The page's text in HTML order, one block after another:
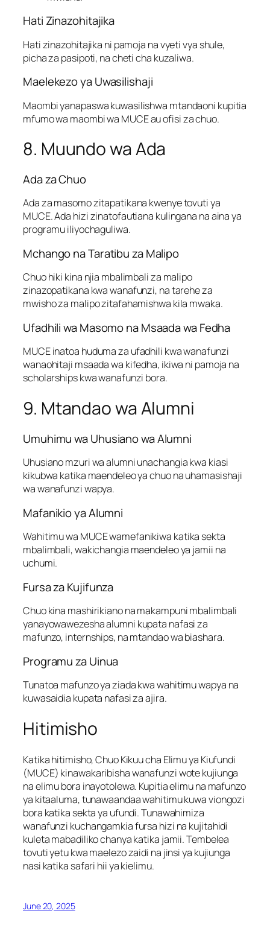
Hati Zinazohitajika
Hati zinazohitajika ni pamoja na vyeti vya shule,
picha za pasipoti, na cheti cha kuzaliwa.
Maelekezo ya Uwasilishaji
Maombi yanapaswa kuwasilishwa mtandaoni kupitia
mfumo wa maombi wa MUCE au ofisi za chuo.
8. Muundo wa Ada
Ada za Chuo
Ada za masomo zitapatikana kwenye tovuti ya
MUCE. Ada hizi zinatofautiana kulingana na aina ya
programu iliyochaguliwa.
Mchango na Taratibu za Malipo
Chuo hiki kina njia mbalimbali za malipo
zinazopatikana kwa wanafunzi, na tarehe za
mwisho za malipo zitafahamishwa kila mwaka.
Ufadhili wa Masomo na Msaada wa Fedha
MUCE inatoa huduma za ufadhili kwa wanafunzi
wanaohitaji msaada wa kifedha, ikiwa ni pamoja na
scholarships kwa wanafunzi bora.
9. Mtandao wa Alumni
Umuhimu wa Uhusiano wa Alumni
Uhusiano mzuri wa alumni unachangia kwa kiasi
kikubwa katika maendeleo ya chuo na uhamasishaji
wa wanafunzi wapya.
Mafanikio ya Alumni
Wahitimu wa MUCE wamefanikiwa katika sekta
mbalimbali, wakichangia maendeleo ya jamii na
uchumi.
Fursa za Kujifunza
Chuo kina mashirikiano na makampuni mbalimbali
yanayowawezesha alumni kupata nafasi za
mafunzo, internships, na mtandao wa biashara.
Programu za Uinua
Tunatoa mafunzo ya ziada kwa wahitimu wapya na
kuwasaidia kupata nafasi za ajira.
Hitimisho
Katika hitimisho, Chuo Kikuu cha Elimu ya Kiufundi
(MUCE) kinawakaribisha wanafunzi wote kujiunga
na elimu bora inayotolewa. Kupitia elimu na mafunzo
ya kitaaluma, tunawaandaa wahitimu kuwa viongozi
bora katika sekta ya ufundi. Tunawahimiza
wanafunzi kuchangamkia fursa hizi na kujitahidi
kuleta mabadiliko chanya katika jamii. Tembelea
tovuti yetu kwa maelezo zaidi na jinsi ya kujiunga
nasi katika safari hii ya kielimu.
June 20, 2025